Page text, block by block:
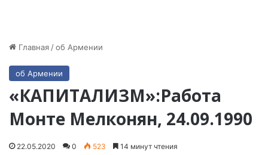
Главная /об Армении
об Армении
«КАПИТАЛИЗМ»:Работа
Монте Мелконян, 24.09.1990
22.05.2020 0 523 14 минут чтения